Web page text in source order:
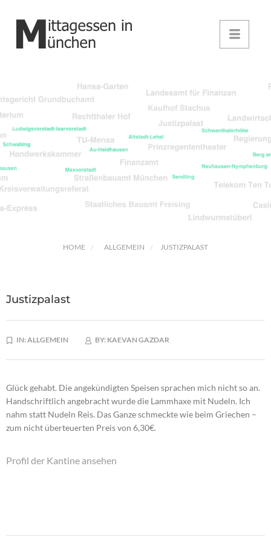
HOME ALLGEMEIN JUSTIZPALAST
Justizpalast
IN:ALLGEMEIN BY: KAEVAN GAZDAR
Glück gehabt. Die angekündigten Speisen sprachen mich nicht so an.
Handschriftlich angebracht wurde die Lammhaxe mit Nudeln. Ich
nahm statt Nudeln Reis. Das Ganze schmeckte wie beim Griechen –
zum nicht überteuerten Preis von 6,30€.
Profil der Kantine ansehen